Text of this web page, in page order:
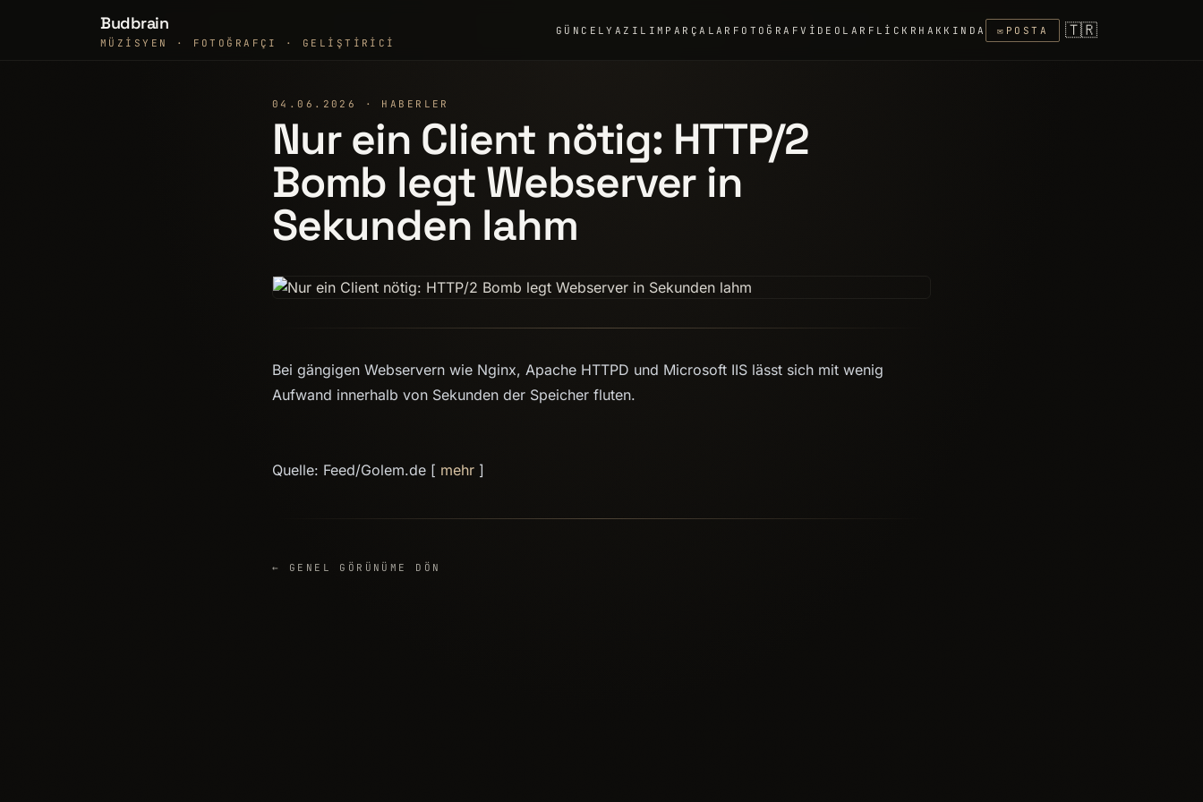
Budbrain
MÜZISYEN · FOTOĞRAFÇI · GELIŞTIRICI
GÜNCELYAZILIM PARÇALAR FOTOĞRAFVIDEOLAR FLICKR HAKKINDA ✉ POSTA 🇹🇷
04.06.2026 · HABERLER
Nur ein Client nötig: HTTP/2
Bomb legt Webserver in
Sekunden lahm
Bei gängigen Webservern wie Nginx, Apache HTTPD und Microsoft IIS lässt sich mit wenig
Aufwand innerhalb von Sekunden der Speicher fluten.
Quelle: Feed/Golem.de [ mehr ]
← GENEL GÖRÜNÜME DÖN